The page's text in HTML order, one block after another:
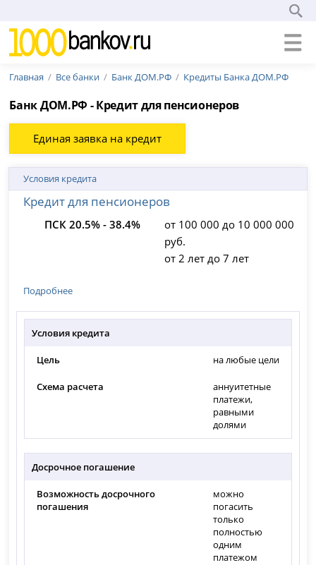
Главная Все банки Банк ДОМ.РФ Кредиты Банка ДОМ.РФ
Банк ДОМ.РФ - Кредит для пенсионеров
Единая заявка на кредит
Условия кредита
Кредит для пенсионеров
ПСК 20.5% - 38.4%
от 100 000 до 10 000 000
руб.
от 2 лет до 7 лет
Подробнее
Условия кредита
Цель на любые цели
Схема расчета
аннуитетные
платежи,
равными
долями
Досрочное погашение
Возможность досрочного
погашения
можно
погасить
только
полностью
одним
платежом